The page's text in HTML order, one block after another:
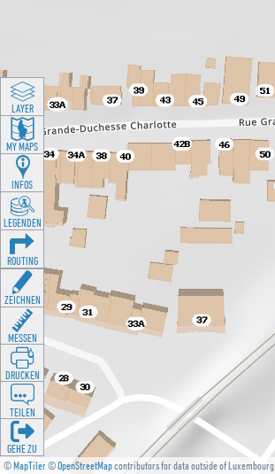
©MapTiler©OpenStreetMapcontributors for data outside of Luxembourg
LAYER
MY MAPS
INFOS
LEGENDEN
ROUTING
ZEICHNEN
MESSEN
DRUCKEN
TEILEN
GEHE ZU